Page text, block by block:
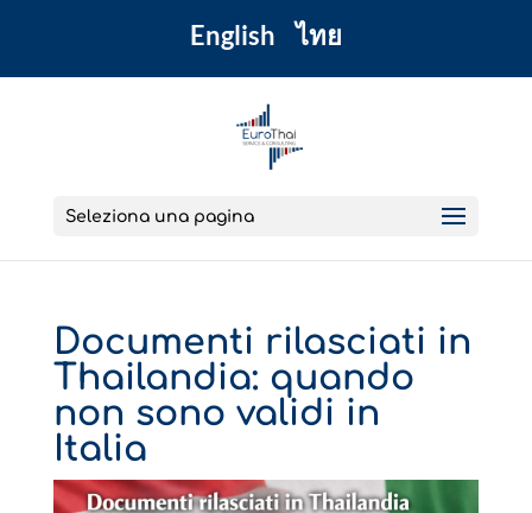
English ไทย
Seleziona una pagina
Documenti rilasciati in
Thailandia: quando
non sono validi in
Italia